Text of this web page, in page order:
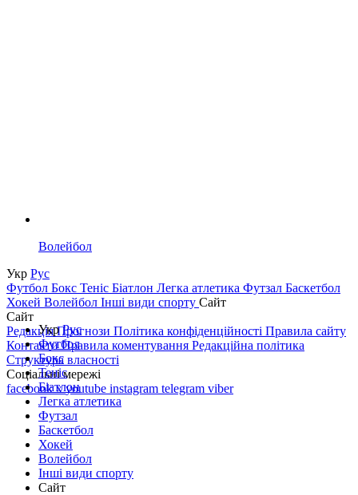
Волейбол
Укр Рус
Футбол Бокс Теніс Біатлон Легка атлетика Футзал Баскетбол
Хокей Волейбол Інші види спорту Сайт
Сайт
РедакціяПрогнози Політика конфіденційності Правила сайту
КонтактиПравила коментування Редакційна політика
Структура власності
Соціальні мережі
facebookxyoutube instagram telegram viber
УкрРус
Футбол
Бокс
Теніс
Біатлон
Легка атлетика
Футзал
Баскетбол
Хокей
Волейбол
Інші види спорту
Сайт